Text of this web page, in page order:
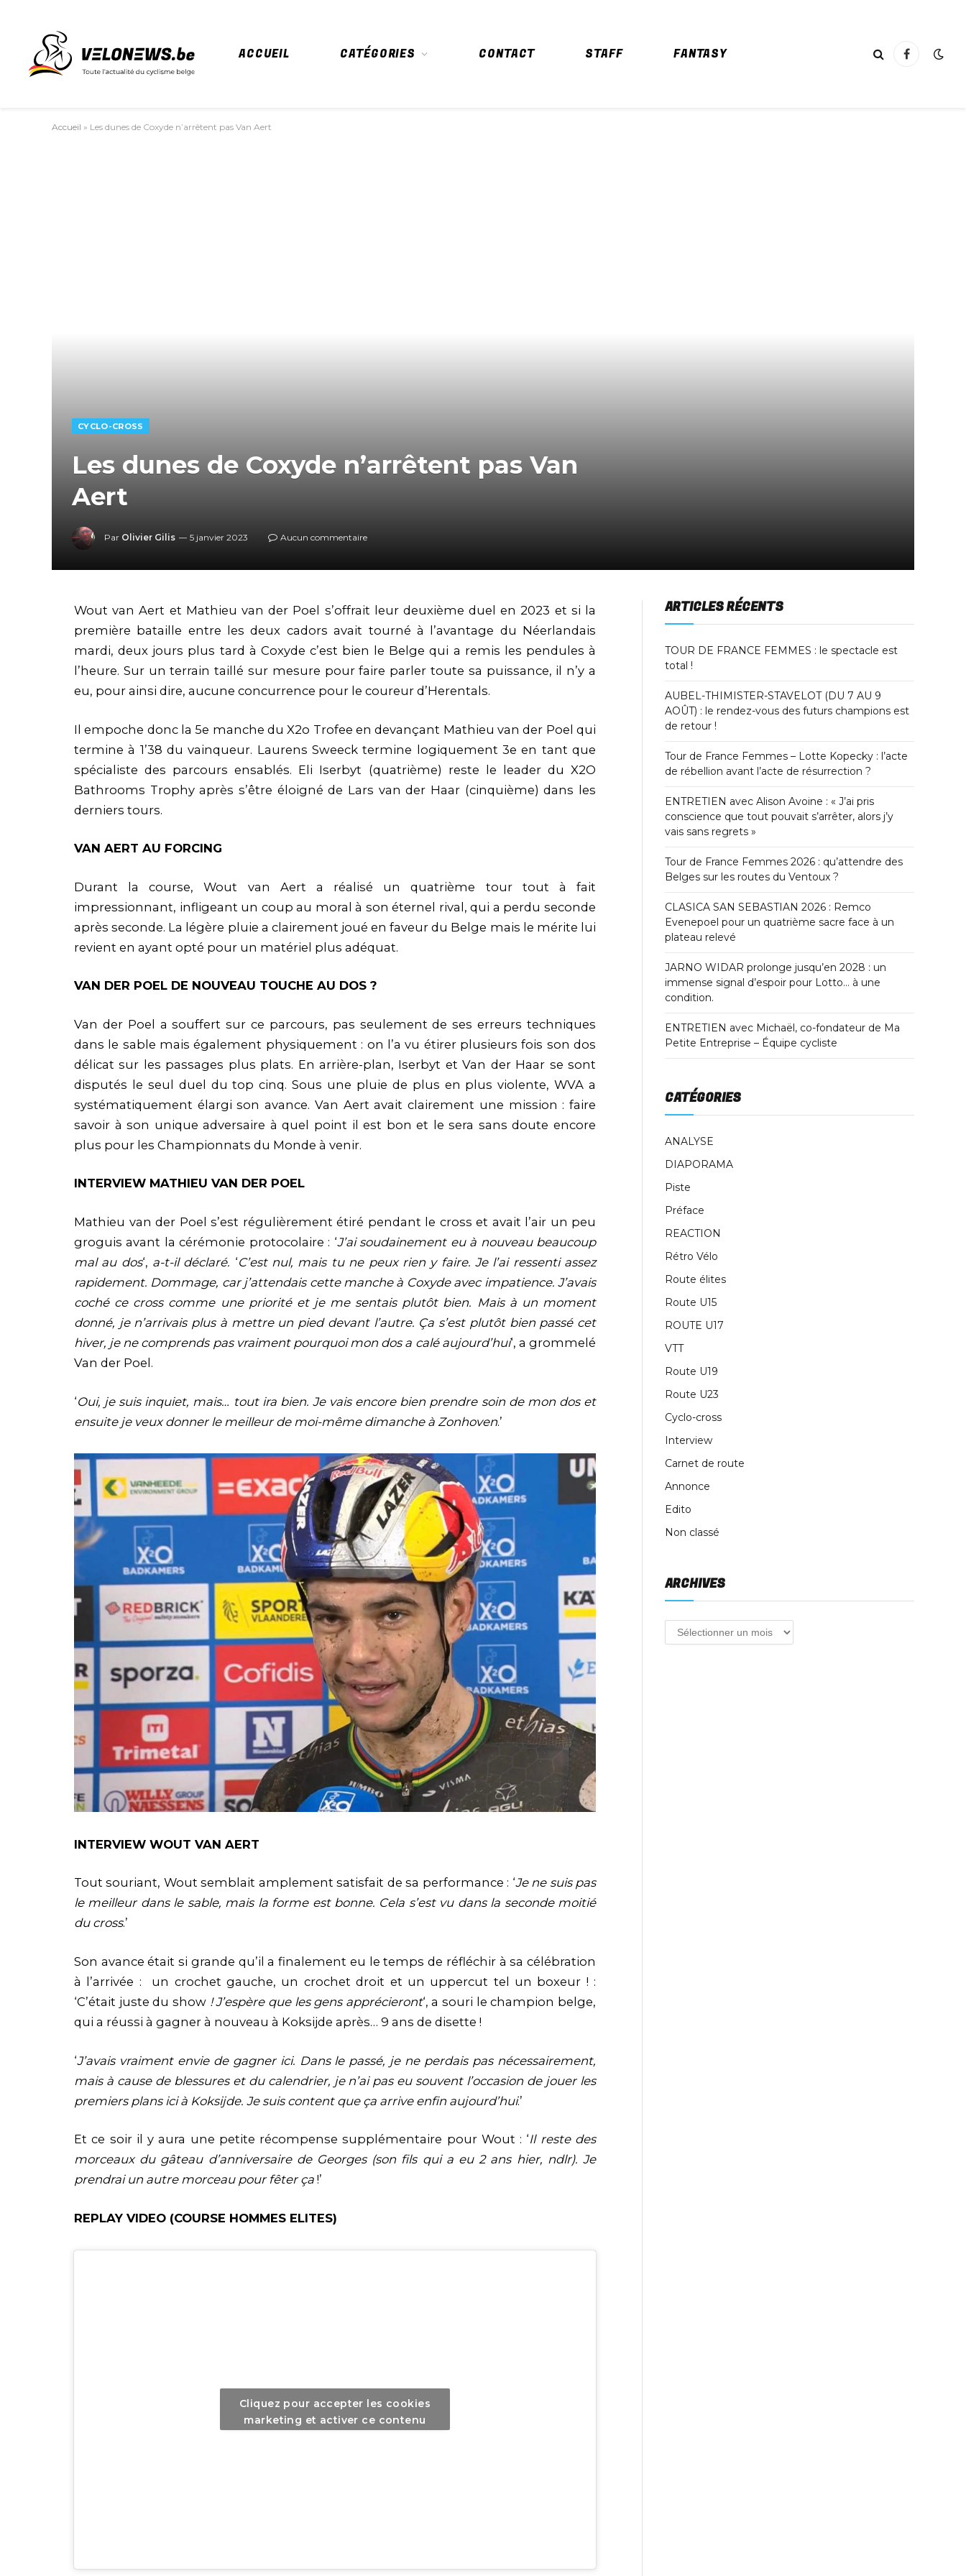
ACCUEIL CATÉGORIES CONTACT STAFF FANTASY Facebook
Accueil » Les dunes de Coxyde n’arrêtent pas Van Aert
CYCLO-CROSS
Les dunes de Coxyde n’arrêtent pas Van
Aert
Par Olivier Gilis 5 janvier 2023 Aucun commentaire
Wout van Aert et Mathieu van der Poel s’offrait leur deuxième duel en 2023 et si la
première bataille entre les deux cadors avait tourné à l’avantage du Néerlandais
mardi, deux jours plus tard à Coxyde c’est bien le Belge qui a remis les pendules à
l’heure. Sur un terrain taillé sur mesure pour faire parler toute sa puissance, il n’y a
eu, pour ainsi dire, aucune concurrence pour le coureur d’Herentals.
Il empoche donc la 5e manche du X2o Trofee en devançant Mathieu van der Poel qui
termine à 1’38 du vainqueur. Laurens Sweeck termine logiquement 3e en tant que
spécialiste des parcours ensablés. Eli Iserbyt (quatrième) reste le leader du X2O
Bathrooms Trophy après s’être éloigné de Lars van der Haar (cinquième) dans les
derniers tours.
VAN AERT AU FORCING
Durant la course, Wout van Aert a réalisé un quatrième tour tout à fait
impressionnant, infligeant un coup au moral à son éternel rival, qui a perdu seconde
après seconde. La légère pluie a clairement joué en faveur du Belge mais le mérite lui
revient en ayant opté pour un matériel plus adéquat.
VAN DER POEL DE NOUVEAU TOUCHE AU DOS ?
Van der Poel a souffert sur ce parcours, pas seulement de ses erreurs techniques
dans le sable mais également physiquement : on l’a vu étirer plusieurs fois son dos
délicat sur les passages plus plats. En arrière-plan, Iserbyt et Van der Haar se sont
disputés le seul duel du top cinq. Sous une pluie de plus en plus violente, WVA a
systématiquement élargi son avance. Van Aert avait clairement une mission : faire
savoir à son unique adversaire à quel point il est bon et le sera sans doute encore
plus pour les Championnats du Monde à venir.
INTERVIEW MATHIEU VAN DER POEL
Mathieu van der Poel s’est régulièrement étiré pendant le cross et avait l’air un peu
groguis avant la cérémonie protocolaire : ‘J’ai soudainement eu à nouveau beaucoup
mal au dos‘, a-t-il déclaré. ‘C’est nul, mais tu ne peux rien y faire. Je l’ai ressenti assez
rapidement. Dommage, car j’attendais cette manche à Coxyde avec impatience. J’avais
coché ce cross comme une priorité et je me sentais plutôt bien. Mais à un moment
donné, je n’arrivais plus à mettre un pied devant l’autre. Ça s’est plutôt bien passé cet
hiver, je ne comprends pas vraiment pourquoi mon dos a calé aujourd’hui‘, a grommelé
Van der Poel.
‘Oui, je suis inquiet, mais… tout ira bien. Je vais encore bien prendre soin de mon dos et
ensuite je veux donner le meilleur de moi-même dimanche à Zonhoven.’
INTERVIEW WOUT VAN AERT
Tout souriant, Wout semblait amplement satisfait de sa performance : ‘Je ne suis pas
le meilleur dans le sable, mais la forme est bonne. Cela s’est vu dans la seconde moitié
du cross.’
Son avance était si grande qu’il a finalement eu le temps de réfléchir à sa célébration
à l’arrivée : un crochet gauche, un crochet droit et un uppercut tel un boxeur ! :
‘C’était juste du show ! J’espère que les gens apprécieront‘, a souri le champion belge,
qui a réussi à gagner à nouveau à Koksijde après… 9 ans de disette !
‘J’avais vraiment envie de gagner ici. Dans le passé, je ne perdais pas nécessairement,
mais à cause de blessures et du calendrier, je n’ai pas eu souvent l’occasion de jouer les
premiers plans ici à Koksijde. Je suis content que ça arrive enfin aujourd’hui.’
Et ce soir il y aura une petite récompense supplémentaire pour Wout : ‘Il reste des
morceaux du gâteau d’anniversaire de Georges (son fils qui a eu 2 ans hier, ndlr). Je
prendrai un autre morceau pour fêter ça !’
REPLAY VIDEO (COURSE HOMMES ELITES)
Cliquez pour accepter les cookies
marketing et activer ce contenu
ARTICLES RÉCENTS
TOUR DE FRANCE FEMMES : le spectacle est
total !
AUBEL-THIMISTER-STAVELOT (DU 7 AU 9
AOÛT) : le rendez-vous des futurs champions est
de retour !
Tour de France Femmes – Lotte Kopecky : l’acte
de rébellion avant l’acte de résurrection ?
ENTRETIEN avec Alison Avoine : « J’ai pris
conscience que tout pouvait s’arrêter, alors j’y
vais sans regrets »
Tour de France Femmes 2026 : qu’attendre des
Belges sur les routes du Ventoux ?
CLASICA SAN SEBASTIAN 2026 : Remco
Evenepoel pour un quatrième sacre face à un
plateau relevé
JARNO WIDAR prolonge jusqu’en 2028 : un
immense signal d’espoir pour Lotto… à une
condition.
ENTRETIEN avec Michaël, co-fondateur de Ma
Petite Entreprise – Équipe cycliste
CATÉGORIES
ANALYSE
DIAPORAMA
Piste
Préface
REACTION
Rétro Vélo
Route élites
Route U15
ROUTE U17
VTT
Route U19
Route U23
Cyclo-cross
Interview
Carnet de route
Annonce
Edito
Non classé
ARCHIVES